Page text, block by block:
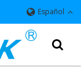
Español